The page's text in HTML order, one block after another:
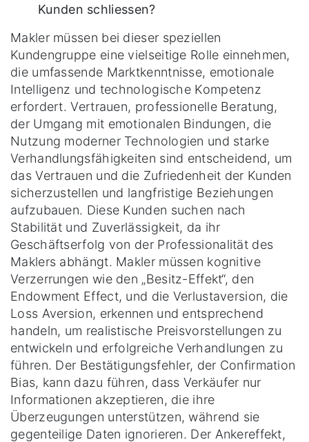
Kunden schliessen?
Makler müssen bei dieser speziellen
Kundengruppe eine vielseitige Rolle einnehmen,
die umfassende Marktkenntnisse, emotionale
Intelligenz und technologische Kompetenz
erfordert. Vertrauen, professionelle Beratung,
der Umgang mit emotionalen Bindungen, die
Nutzung moderner Technologien und starke
Verhandlungsfähigkeiten sind entscheidend, um
das Vertrauen und die Zufriedenheit der Kunden
sicherzustellen und langfristige Beziehungen
aufzubauen. Diese Kunden suchen nach
Stabilität und Zuverlässigkeit, da ihr
Geschäftserfolg von der Professionalität des
Maklers abhängt. Makler müssen kognitive
Verzerrungen wie den „Besitz-Effekt“, den
Endowment Effect, und die Verlustaversion, die
Loss Aversion, erkennen und entsprechend
handeln, um realistische Preisvorstellungen zu
entwickeln und erfolgreiche Verhandlungen zu
führen. Der Bestätigungsfehler, der Confirmation
Bias, kann dazu führen, dass Verkäufer nur
Informationen akzeptieren, die ihre
Überzeugungen unterstützen, während sie
gegenteilige Daten ignorieren. Der Ankereffekt,